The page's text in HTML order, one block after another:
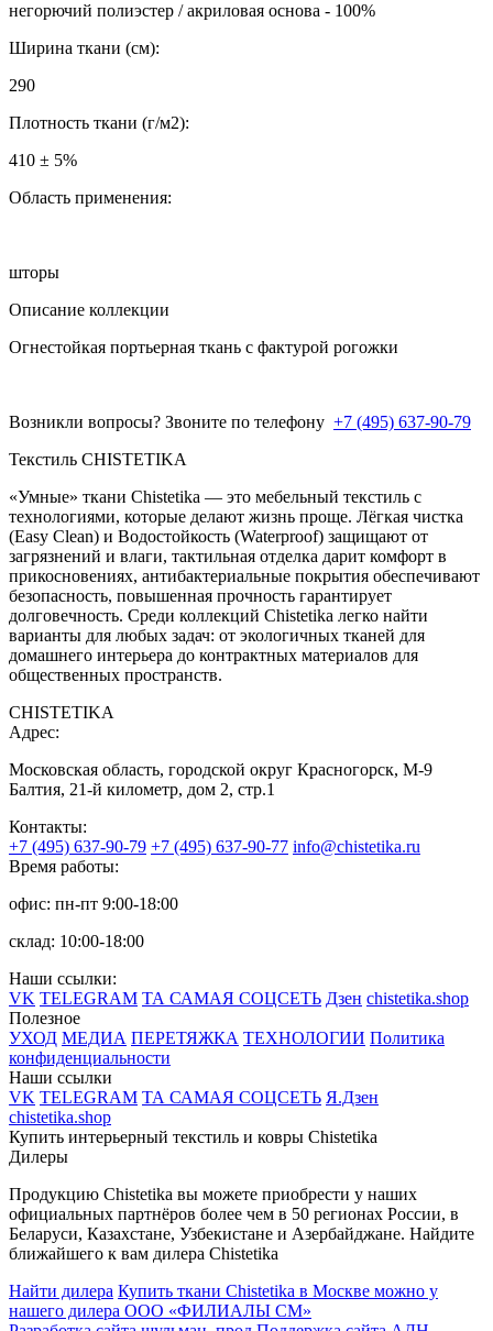
негорючий полиэстер / акриловая основа - 100%
Ширина ткани (см):
290
Плотность ткани (г/м2):
410 ± 5%
Область применения:
шторы
Описание коллекции
Огнестойкая портьерная ткань с фактурой рогожки
Возникли вопросы? Звоните по телефону +7 (495) 637-90-79
Текстиль CHISTETIKA
«Умные» ткани Chistetika — это мебельный текстиль с
технологиями, которые делают жизнь проще. Лёгкая чистка
(Easy Clean) и Водостойкость (Waterproof) защищают от
загрязнений и влаги, тактильная отделка дарит комфорт в
прикосновениях, антибактериальные покрытия обеспечивают
безопасность, повышенная прочность гарантирует
долговечность. Среди коллекций Chistetika легко найти
варианты для любых задач: от экологичных тканей для
домашнего интерьера до контрактных материалов для
общественных пространств.
CHISTETIKA
Адрес:
Московская область, городской округ Красногорск, М-9
Балтия, 21-й километр, дом 2, стр.1
Контакты:
+7 (495) 637-90-79 +7 (495) 637-90-77 info@chistetika.ru
Время работы:
офис: пн-пт 9:00-18:00
склад: 10:00-18:00
Наши ссылки:
VK TELEGRAM ТА САМАЯ СОЦСЕТЬ Дзен chistetika.shop
Полезное
УХОД МЕДИА ПЕРЕТЯЖКА ТЕХНОЛОГИИ Политика
конфиденциальности
Наши ссылки
VK TELEGRAM ТА САМАЯ СОЦСЕТЬ Я.Дзен
chistetika.shop
Купить интерьерный текстиль и ковры Chistetika
Дилеры
Продукцию Chistetika вы можете приобрести у наших
официальных партнёров более чем в 50 регионах России, в
Беларуси, Казахстане, Узбекистане и Азербайджане. Найдите
ближайшего к вам дилера Chistetika
Найти дилера Купить ткани Chistetika в Москве можно у
нашего дилера ООО «ФИЛИАЛЫ СМ»